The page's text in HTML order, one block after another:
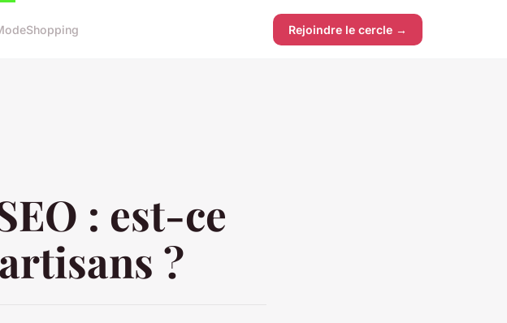
Shopping Rejoindre le cercle →
: est-ce
?